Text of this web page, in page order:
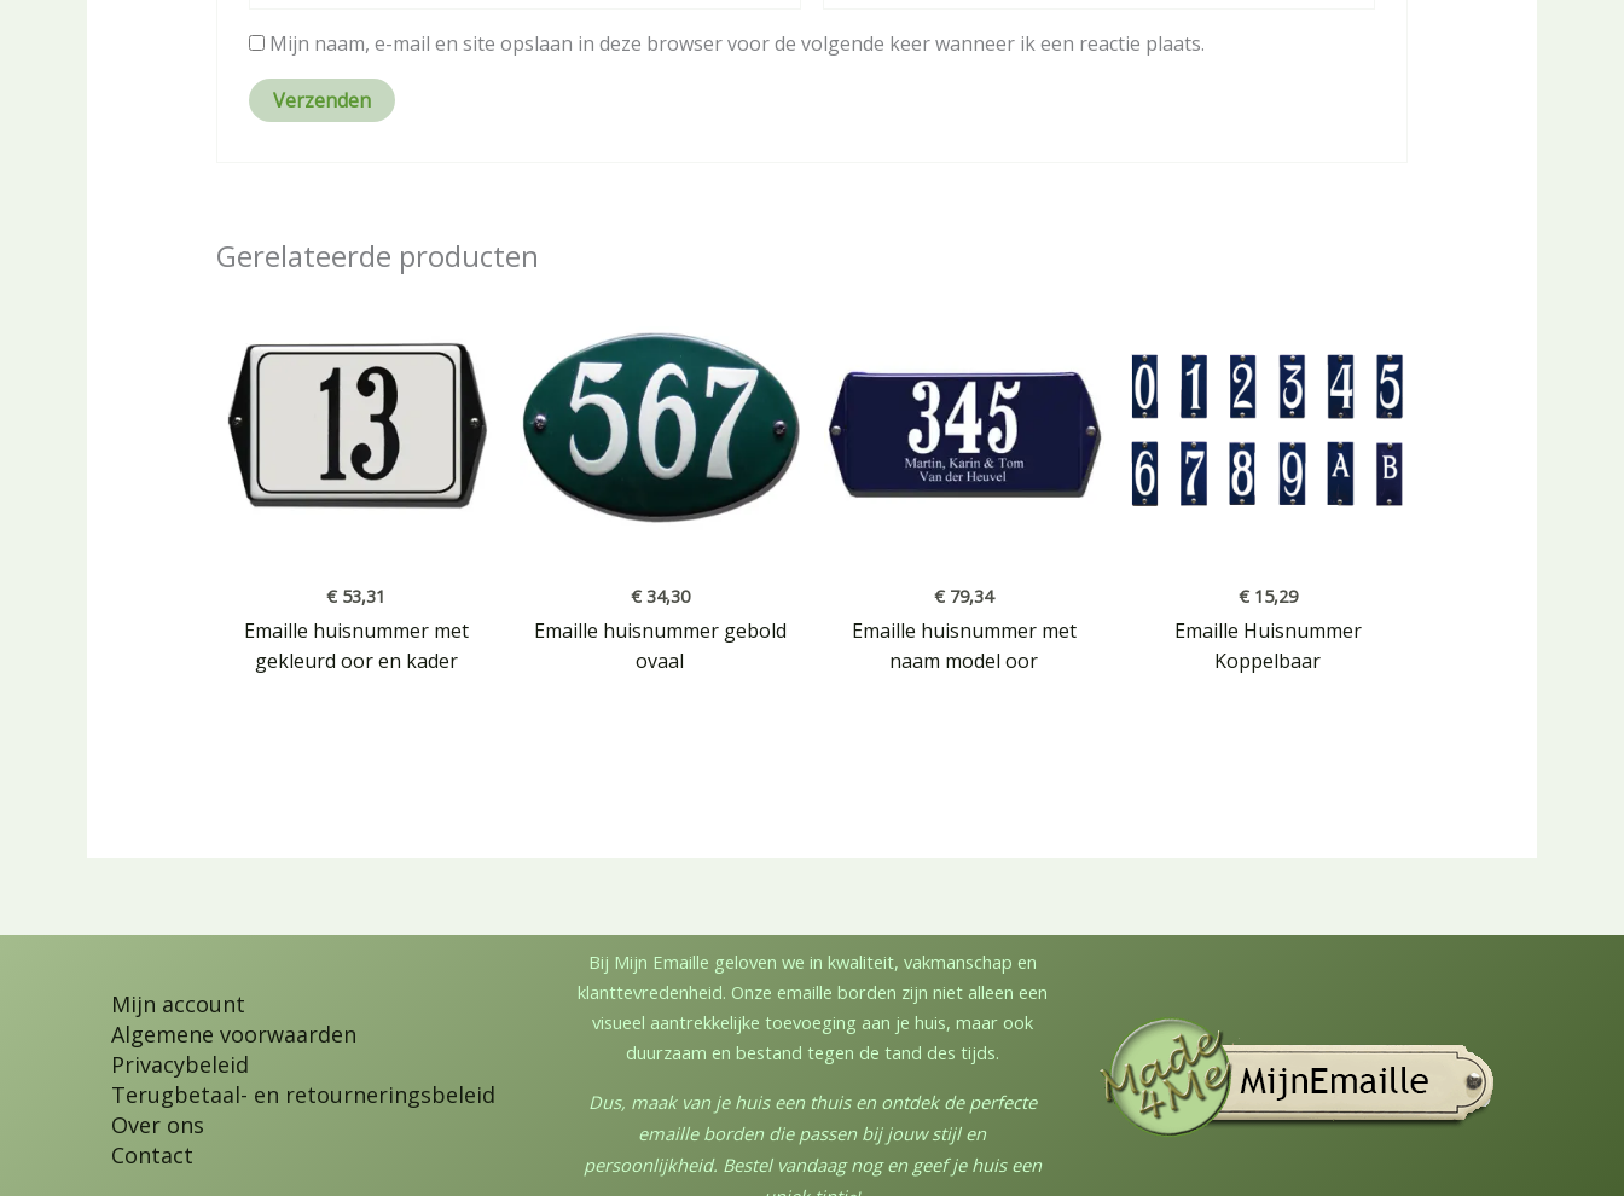
Mijn naam, e-mail en site opslaan in deze browser voor de volgende keer wanneer ik een reactie plaats.
Gerelateerde producten
€ 53,31
Emaille huisnummer met
gekleurd oor en kader
€34,30
Emaille huisnummer gebold
ovaal
€ 79,34
Emaille huisnummer met
naam model oor
€15,29
Emaille Huisnummer
Koppelbaar
Mijn account
Algemene voorwaarden
Privacybeleid
Terugbetaal- en retourneringsbeleid
Over ons
Contact
Bij Mijn Emaille geloven we in kwaliteit, vakmanschap en
klanttevredenheid. Onze emaille borden zijn niet alleen een
visueel aantrekkelijke toevoeging aan je huis, maar ook
duurzaam en bestand tegen de tand des tijds.
Dus, maak van je huis een thuis en ontdek de perfecte
emaille borden die passen bij jouw stijl en
persoonlijkheid. Bestel vandaag nog en geef je huis een